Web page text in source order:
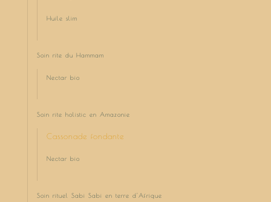
Huile slim
Soin rite du Hammam
Nectar bio
Soin rite holistic en Amazonie
Cassonade fondante
Nectar bio
Soin rituel Sabi Sabi en terre d'Afrique